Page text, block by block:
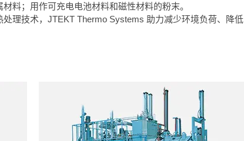
料；用作可充电电池材料和磁性材料的粉末。
理技术，JTEKT Thermo Systems 助力减少环境负荷、降低